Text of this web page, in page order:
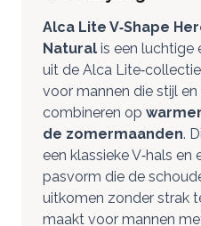
Alca Lite V‑Shape
Natural is een luchtige
uit de Alca
voor mannen die stijl
combineren op
de zomermaanden.
een klassieke V‑hals
pasvorm die de
uitkomen zonder strak
maakt voor mannen